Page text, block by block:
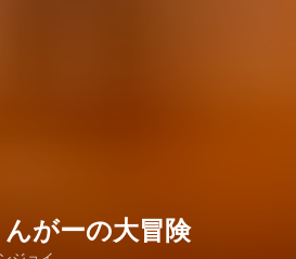
がーの大冒険